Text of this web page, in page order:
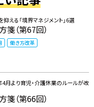
える「境界マネジメント」6選
箋（第67回）
働き方改革
4月より育児・介護休業のルールが改
箋（第66回）